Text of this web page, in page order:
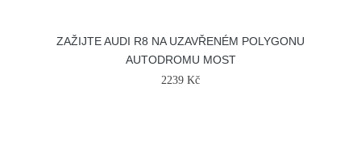
ZAŽIJTE AUDI R8 NA UZAVŘENÉM POLYGONU
AUTODROMU MOST
2239 Kč